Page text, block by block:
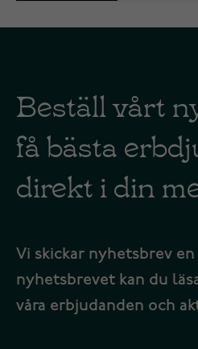
Beställ vårt
få bästa
direkt i din
Vi skickar nyhetsbrev en
nyhetsbrevet kan du
våra erbjudanden och